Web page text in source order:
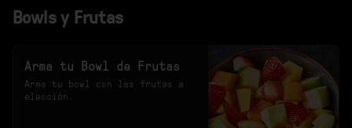
Bowls y Frutas
Arma tu Bowl de Frutas
Arma tu bowl con las frutas a
elección.